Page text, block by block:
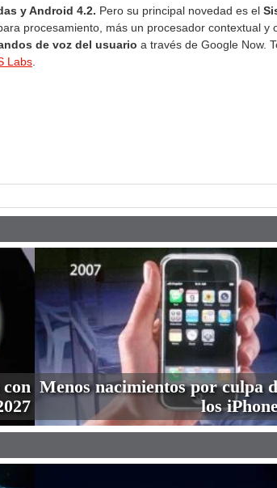
y Android 4.2. Pero su principal novedad es el
procesamiento, más un procesador contextual y
de voz del usuario a través de Google Now.
Labs
Menos nacimientos por culpa
los